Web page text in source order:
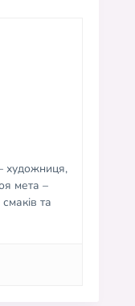
художниця,
мета –
та